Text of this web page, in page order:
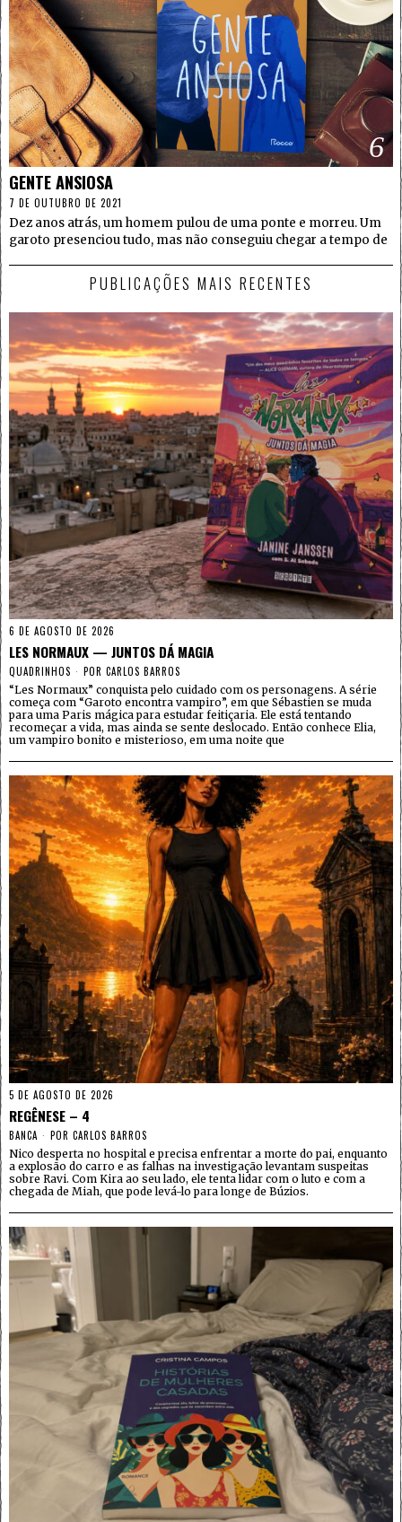
6
GENTE ANSIOSA
7 DE OUTUBRO DE 2021
Dez anos atrás, um homem pulou de uma ponte e morreu. Um
garoto presenciou tudo, mas não conseguiu chegar a tempo de
PUBLICAÇÕES MAIS RECENTES
6 DE AGOSTO DE 2026
LES NORMAUX — JUNTOS DÁ MAGIA
QUADRINHOS POR CARLOS BARROS
“Les Normaux” conquista pelo cuidado com os personagens. A série
começa com “Garoto encontra vampiro”, em que Sébastien se muda
para uma Paris mágica para estudar feitiçaria. Ele está tentando
recomeçar a vida, mas ainda se sente deslocado. Então conhece Elia,
um vampiro bonito e misterioso, em uma noite que
5 DE AGOSTO DE 2026
REGÊNESE – 4
BANCA POR CARLOS BARROS
Nico desperta no hospital e precisa enfrentar a morte do pai, enquanto
a explosão do carro e as falhas na investigação levantam suspeitas
sobre Ravi. Com Kira ao seu lado, ele tenta lidar com o luto e com a
chegada de Miah, que pode levá-lo para longe de Búzios.